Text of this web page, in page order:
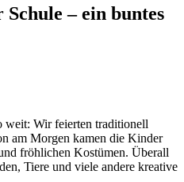
– ein buntes
weit: Wir feierten traditionell
am Morgen kamen die Kinder
fröhlichen Kostümen. Überall
Tiere und viele andere kreative